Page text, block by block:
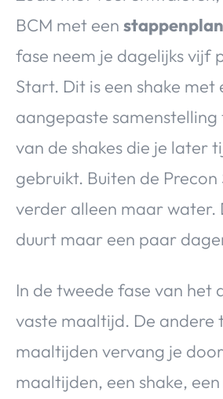
BCM met een stappenplan
fase neem je dagelijks vijf
Start. Dit is een shake met
aangepaste
van de shakes die je later
gebruikt. Buiten de
verder alleen maar water.
duurt maar een paar
In de tweede fase van het
vaste maaltijd. De andere
maaltijden vervang je
maaltijden, een shake,